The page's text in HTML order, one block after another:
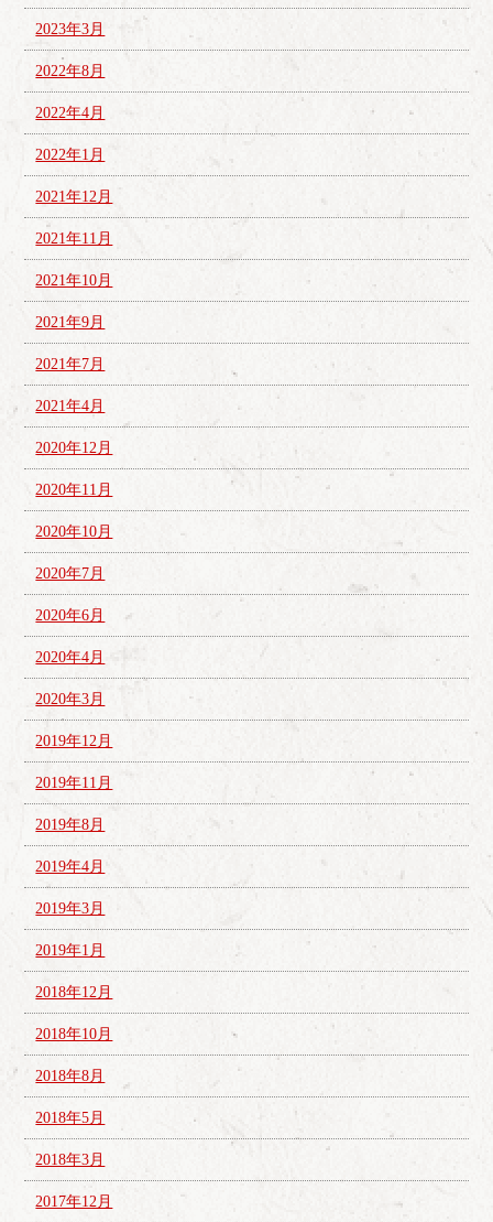
2023年3月
2022年8月
2022年4月
2022年1月
2021年12月
2021年11月
2021年10月
2021年9月
2021年7月
2021年4月
2020年12月
2020年11月
2020年10月
2020年7月
2020年6月
2020年4月
2020年3月
2019年12月
2019年11月
2019年8月
2019年4月
2019年3月
2019年1月
2018年12月
2018年10月
2018年8月
2018年5月
2018年3月
2017年12月